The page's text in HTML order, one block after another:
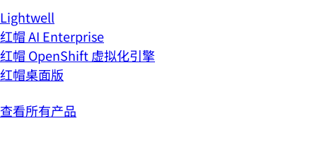
Lightwell
红帽 AI Enterprise
红帽 OpenShift 虚拟化引擎
红帽桌面版
查看所有产品